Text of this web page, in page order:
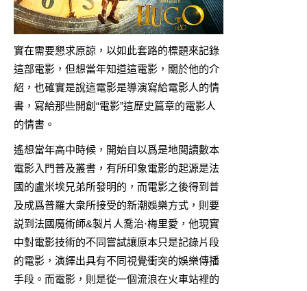
實在需要懇求原諒，以如此套路的標題來記錄
這部電影，但想當年知道這電影，關於他的介
紹，也確實是說這電影是導演寫給電影人的情
書，寫給那些開創“電影”這歷史篇章的電影人
的情書。
遙想當年高中時候，開始自以爲是地閲讀數本
電影入門普及叢書，有所印象電影的起源是法
國的盧米埃兄弟所發明的，而電影之後得到普
及成爲普羅大衆所接受的新潮娛樂方式，則要
説到法國魔術師&製片人喬治·梅里愛，他現實
中對電影技術的不同嘗試讓原本只是記錄片段
的電影，演繹出具有不同視覺衝突的娛樂傳播
手段。而電影，則是從一個流浪在火車站裡的